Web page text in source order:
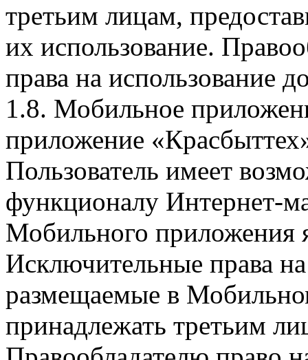
третьим лицам,
их использование.
права на использование
1.8. Мобильное
приложение
Пользователь имеет
функционалу Интернет-
Мобильного приложения
Исключительные права
размещаемые в
принадлежать третьим